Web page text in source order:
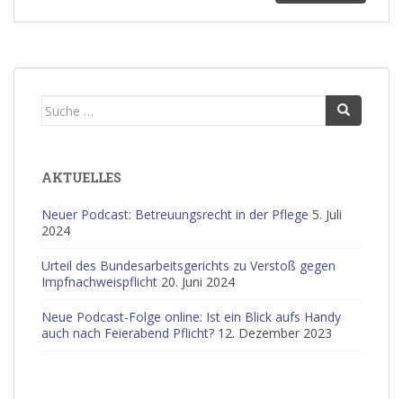
Suche
AKTUELLES
Neuer Podcast: Betreuungsrecht in der Pflege 5. Juli
2024
Urteil des Bundesarbeitsgerichts zu Verstoß gegen
Impfnachweispflicht 20. Juni 2024
Neue Podcast-Folge online: Ist ein Blick aufs Handy
auch nach Feierabend Pflicht? 12. Dezember 2023